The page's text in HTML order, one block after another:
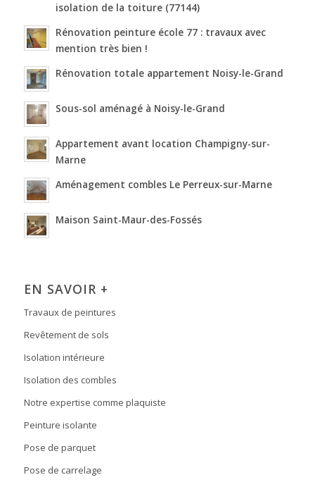
isolation de la toiture (77144)
Rénovation peinture école 77 : travaux avec
mention très bien !
Rénovation totale appartement Noisy-le-Grand
Sous-sol aménagé à Noisy-le-Grand
Appartement avant location Champigny-sur-
Marne
Aménagement combles Le Perreux-sur-Marne
Maison Saint-Maur-des-Fossés
EN SAVOIR +
Travaux de peintures
Revêtement de sols
Isolation intérieure
Isolation des combles
Notre expertise comme plaquiste
Peinture isolante
Pose de parquet
Pose de carrelage